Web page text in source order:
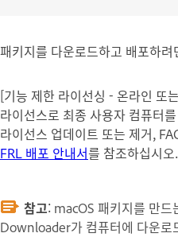
패키지를 다운로드하고 배포하려
[기능 제한 라이선싱 - 온라인 또
라이선스로 최종 사용자 컴퓨터
라이선스 업데이트 또는 제거,
FRL 배포 안내서를 참조하십시오.
참고: macOS 패키지를 만
Downloader가 컴퓨터에 다운로